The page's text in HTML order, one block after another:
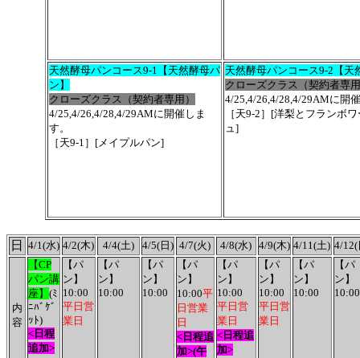
天然酵母パンコース9-1【天然酵母パ
ン】
クローズクラス（契約者専用）
4/25,4/26,4/28,4/29AMに開催しま
す。
［天9-1］[メイプルパン]
天然酵母パンコース9-2【天
クローズクラス（契約者専
4/25,4/26,4/28,4/29AMに開
［天9-2］[洋梨とフランボ
ュ]
日 4/1(水) 4/2(木) 4/4(土) 4/5(日) 4/7(火) 4/8(水) 4/9(木) 4/11(土) 4/12(
内
容
【CP
パン講
座】 (ﾐ
ﾆﾊﾞｹﾞ
ｯﾄ)
<日程
追加>
【パ
ン】
10:00
平日営
業日
【パ
ン】
10:00
【パ
ン】
10:00
【パ
ン】
10:00平
日営業
日
<日程追
加>(午
【パ
ン】
10:00
平日営
業日
<日程追
加>
【パ
ン】
10:00
平日営
業日
【パ
ン】
10:00
【パ
ン】
10:00